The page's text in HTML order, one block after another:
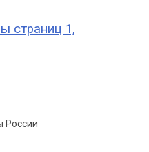
страниц 1,
России